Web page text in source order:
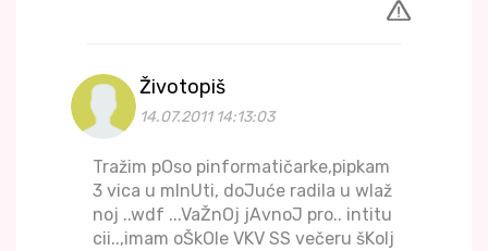
Životopiš
14.07.2011 14:13:03
Tražim pOso pinformatičarke,pipkam
3 vica u mInUti, doJuće radila u wlaž
noj ..wdf ...VaŽnOj jAvnoJ pro.. intitu
cii..,imam oŠkOle VKV SS večeru šKolj